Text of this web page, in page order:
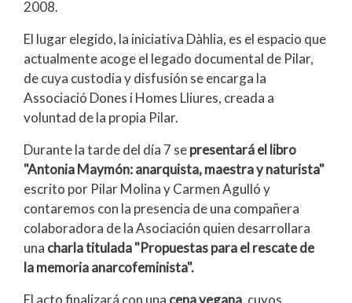
2008.
El lugar elegido, la iniciativa Dàhlia, es el espacio que
actualmente acoge el legado documental de Pilar,
de cuya custodia y disfusión se encarga la
Associació Dones i Homes Lliures, creada a
voluntad de la propia Pilar.
Durante la tarde del día 7 sepresentará el libro
"Antonia Maymón: anarquista, maestra y naturista"
escrito por Pilar Molina y Carmen Agulló y
contaremos con la presencia de una compañera
colaboradora de la Asociación quien desarrollara
una charla titulada "Propuestas para el rescate de
la memoria anarcofeminista".
El acto finalizará con una cena vegana, cuyos